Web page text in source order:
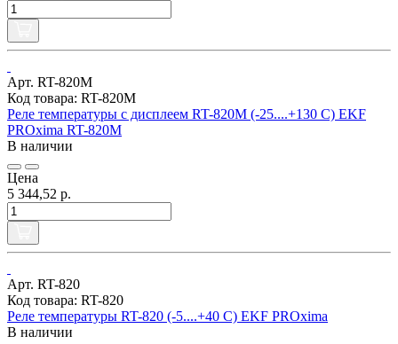
Арт. RT-820M
Код товара: RT-820M
Реле температуры с дисплеем RT-820M (-25....+130 С) EKF
PROxima RT-820M
В наличии
Цена
5 344,52 р.
Арт. RT-820
Код товара: RT-820
Реле температуры RT-820 (-5....+40 С) EKF PROxima
В наличии